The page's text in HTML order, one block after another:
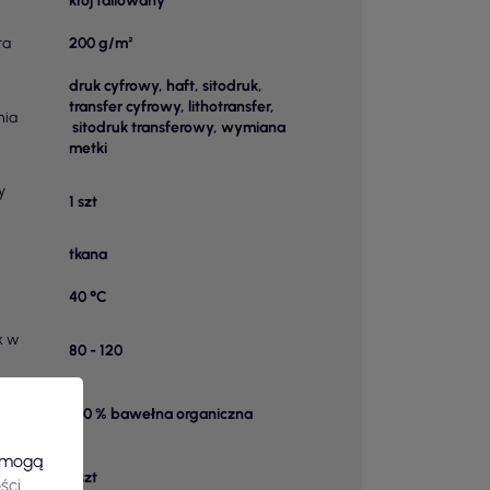
200 g/m²
druk cyfrowy, haft, sitodruk,
transfer cyfrowy, lithotransfer,
sitodruk transferowy, wymiana
metki
1 szt
tkana
40 °C
w
80 - 120
100 % bawełna organiczna
1 szt